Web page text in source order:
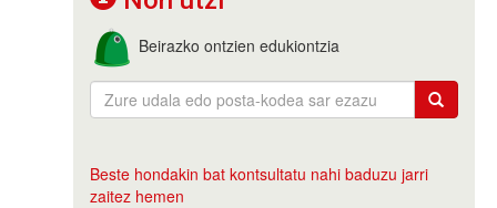
Beirazko ontzien edukiontzia
Beste hondakin bat kontsultatu nahi baduzu jarri
zaitez hemen